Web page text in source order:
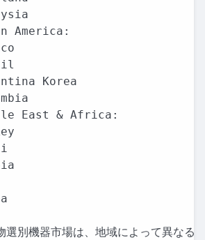
America:
Korea
East & Africa:
選別機器市場は、地域によって異なる